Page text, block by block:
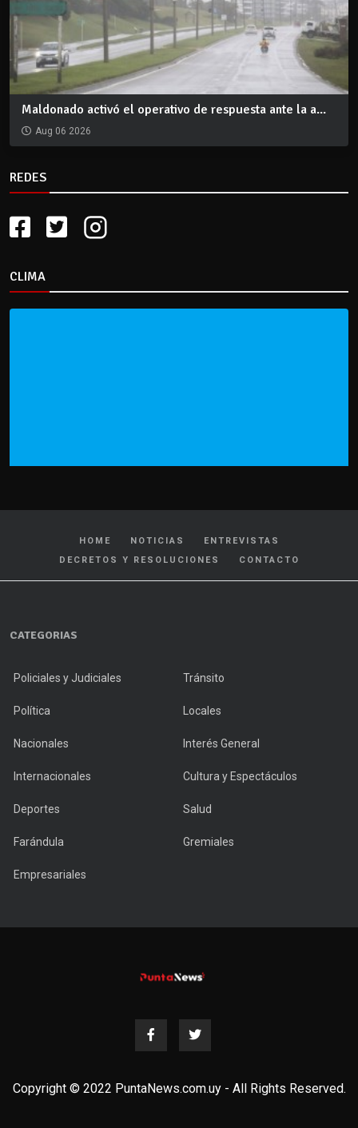
Maldonado activó el operativo de respuesta ante la a...
Aug 06 2026
REDES
CLIMA
HOME NOTICIAS
ENTREVISTAS
DECRETOS Y RESOLUCIONES
CONTACTO
CATEGORIAS
Policiales y Judiciales Tránsito
Política Locales
Nacionales Interés General
Internacionales Cultura y Espectáculos
Deportes Salud
Farándula Gremiales
Empresariales
Copyright © 2022 PuntaNews.com.uy - All Rights Reserved.